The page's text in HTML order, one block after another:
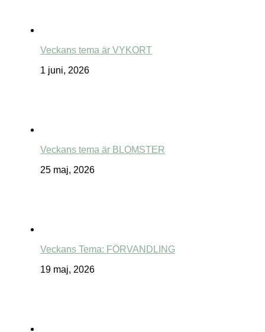
Veckans tema är VYKORT
1 juni, 2026
Veckans tema är BLOMSTER
25 maj, 2026
Veckans Tema: FÖRVANDLING
19 maj, 2026